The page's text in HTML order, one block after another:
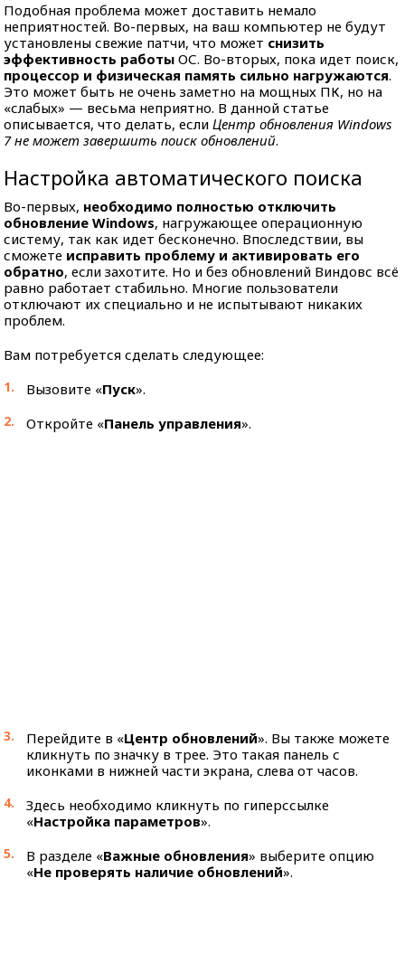
Подобная проблема может доставить немало
неприятностей. Во-первых, на ваш компьютер не будут
установлены свежие патчи, что может снизить
эффективность работы ОС. Во-вторых, пока идет поиск,
процессор и физическая память сильно нагружаются.
Это может быть не очень заметно на мощных ПК, но на
«слабых» — весьма неприятно. В данной статье
описывается, что делать, еслиЦентр обновления Windows
7 не может завершить поиск обновлений.
Настройка автоматического поиска
Во-первых, необходимо полностью отключить
обновление Windows, нагружающее операционную
систему, так как идет бесконечно. Впоследствии, вы
сможете исправить проблему и активировать его
обратно, если захотите. Но и без обновлений Виндовс всё
равно работает стабильно. Многие пользователи
отключают их специально и не испытывают никаких
проблем.
Вам потребуется сделать следующее:
Вызовите «Пуск».
Откройте «Панель управления».
Перейдите в «Центр обновлений». Вы также можете
кликнуть по значку в трее. Это такая панель с
иконками в нижней части экрана, слева от часов.
Здесь необходимо кликнуть по гиперссылке
«Настройка параметров».
В разделе «Важные обновления» выберите опцию
«Не проверять наличие обновлений».